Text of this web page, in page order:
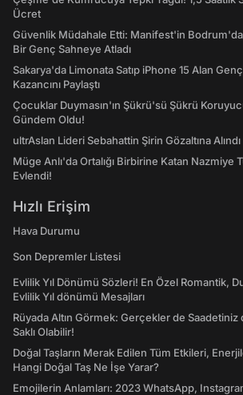
Ücret
Güvenlik Müdahale Etti: Manifest'in
Bir Genç Sahneye Atladı
Sakarya'da Limonata Satıp iPhone 15 Alan
Kazancını Paylaştı
Çocuklar Duymasın'ın Şükrü'sü Şükrü
Gündem Oldu!
ultrAslan Lideri Sebahattin Şirin Gözaltına Alındı
Müge Anlı'da Ortalığı Birbirine Katan Nazmiye
Evlendi!
Hızlı Erişim
Hava Durumu
Son Depremler Listesi
Evlilik Yıl Dönümü Sözleri! En Özel Romantik,
Evlilik Yıl dönümü Mesajları
Rüyada Altın Görmek: Gerçekler de Saadetiniz
Saklı Olabilir!
Doğal Taşların Merak Edilen Tüm Etkileri,
Hangi Doğal Taş Ne İşe Yarar?
Emojilerin Anlamları: 2023 WhatsApp,